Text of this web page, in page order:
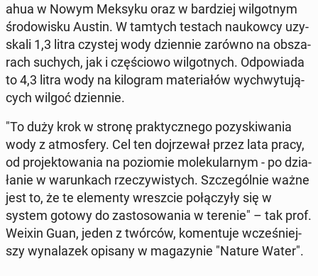
ahua w Nowym Meksyku oraz w bar­dziej wil­got­nym
śro­do­wi­sku Austin. W tamtych testach na­ukow­cy uzy­
ska­li 1,3 litra czystej wody dzien­nie zarówno na ob­sza­
rach suchych, jak i czę­ścio­wo wil­got­nych. Od­po­wia­da
to 4,3 litra wody na ki­lo­gram ma­te­ria­łów wy­chwy­tu­ją­
cych wilgoć dzien­nie.
"To duży krok w stronę prak­tycz­ne­go po­zy­ski­wa­nia
wody z at­mos­fe­ry. Cel ten doj­rze­wał przez lata pracy,
od pro­jek­to­wa­nia na po­zio­mie mo­le­ku­lar­nym - po dzia­
ła­nie w wa­run­kach rze­czy­wi­stych. Szcze­gól­nie ważne
jest to, że te ele­men­ty wresz­cie po­łą­czy­ły się w
system gotowy do za­sto­so­wa­nia w terenie" – tak prof.
Weixin Guan, jeden z twórców, ko­men­tu­je wcze­śniej­
szy wy­na­la­zek opisany w ma­ga­zy­nie "Nature Water".